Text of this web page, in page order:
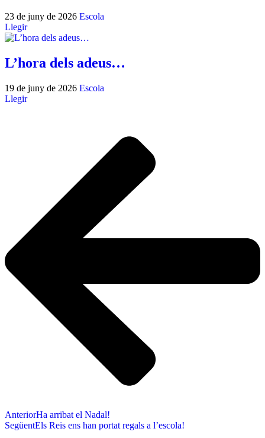
23 de juny de 2026 Escola
Llegir
L’hora dels adeus…
19 de juny de 2026 Escola
Llegir
AnteriorHa arribat el Nadal!
SegüentEls Reis ens han portat regals a l’escola!